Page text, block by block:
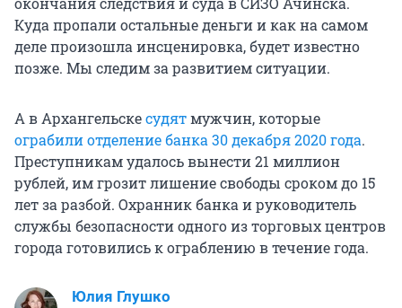
Куда пропали остальные деньги и как на самом
деле произошла инсценировка, будет известно
позже. Мы следим за развитием ситуации.
А в Архангельскесудятмужчин, которые
ограбили отделение банка 30 декабря 2020 года.
Преступникам удалось вынести 21 миллион
рублей, им грозит лишение свободы сроком до 15
лет за разбой. Охранник банка и руководитель
службы безопасности одного из торговых центров
города готовились к ограблению в течение года.
Юлия Глушко